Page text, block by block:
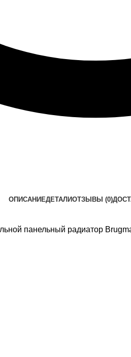
ОПИСАНИЕДЕТАЛИОТЗЫВЫ (0)
панельный радиатор